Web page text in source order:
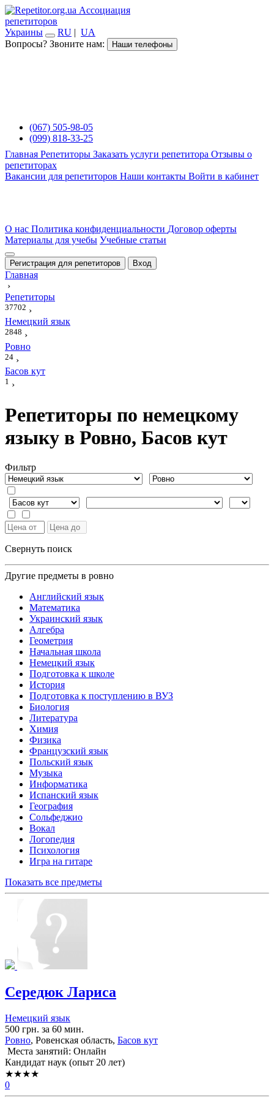
Ассоциация
репетиторов
Украины
RU | UA
Вопросы? Звоните нам:
Наши телефоны
(067) 505-98-05
(099) 818-33-25
Главная Репетиторы Заказать услуги репетитора Отзывы о
репетиторах
Вакансии для репетиторов Наши контакты Войти в кабинет
О нас Политика конфиденциальности Договор оферты
Материалы для учебы Учебные статьи
Регистрация для репетиторов Вход
Главная
›
Репетиторы
37702 ›
Немецкий язык
2848 ›
Ровно
24 ›
Басов кут
1 ›
Репетиторы по немецкому
языку в Ровно, Басов кут
Фильтр
Свернуть поиск
Другие предметы в ровно
Английский язык
Математика
Украинский язык
Алгебра
Геометрия
Начальная школа
Немецкий язык
Подготовка к школе
История
Подготовка к поступлению в ВУЗ
Биология
Литература
Химия
Физика
Французский язык
Польский язык
Музыка
Информатика
Испанский язык
География
Сольфеджио
Вокал
Логопедия
Психология
Игра на гитаре
Показать все предметы
Середюк Лариса
Немецкий язык
500 грн. за 60 мин.
Ровно, Ровенская область, Басов кут
Места занятий: Онлайн
Кандидат наук (опыт 20 лет)
★★★★
0